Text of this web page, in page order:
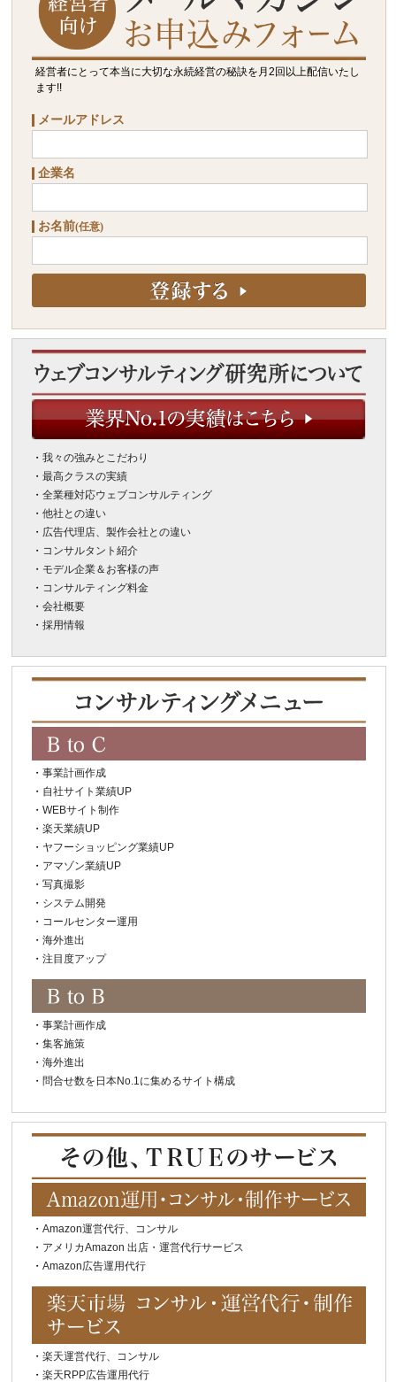
経営者にとって本当に大切な永続経営の秘訣を月2回以上配信いたし
ます!!
メールアドレス
企業名
お名前(任意)
・ 我々の強みとこだわり
・ 最高クラスの実績
・ 全業種対応ウェブコンサルティング
・ 他社との違い
・ 広告代理店、製作会社との違い
・ コンサルタント紹介
・ モデル企業＆お客様の声
・ コンサルティング料金
・ 会社概要
・ 採用情報
・ 事業計画作成
・ 自社サイト業績UP
・ WEBサイト制作
・ 楽天業績UP
・ ヤフーショッピング業績UP
・ アマゾン業績UP
・ 写真撮影
・ システム開発
・ コールセンター運用
・ 海外進出
・ 注目度アップ
・ 事業計画作成
・ 集客施策
・ 海外進出
・ 問合せ数を日本No.1に集めるサイト構成
・ Amazon運営代行、コンサル
・ アメリカAmazon 出店・運営代行サービス
・ Amazon広告運用代行
・ 楽天運営代行、コンサル
・ 楽天RPP広告運用代行